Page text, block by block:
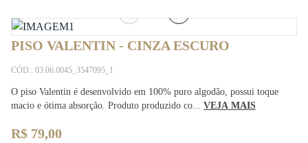
PISO VALENTIN - CINZA ESCURO
CÓD.: 03.06.0045_3547095_1
O piso Valentin é desenvolvido em 100% puro algodão, possui toque
macio e ótima absorção. Produto produzido co... VEJA MAIS
R$ 79,00